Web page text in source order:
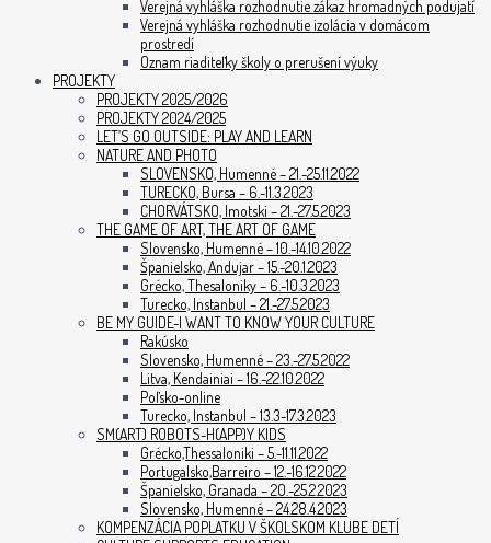
Verejná vyhláška rozhodnutie zákaz hromadných podujatí
Verejná vyhláška rozhodnutie izolácia v domácom
prostredí
Oznam riaditeľky školy o prerušení výuky
PROJEKTY
PROJEKTY 2025/2026
PROJEKTY 2024/2025
LET’S GO OUTSIDE: PLAY AND LEARN
NATURE AND PHOTO
SLOVENSKO, Humenné – 21.-25.11.2022
TURECKO, Bursa – 6.-11.3.2023
CHORVÁTSKO, Imotski – 21.-27.5.2023
THE GAME OF ART, THE ART OF GAME
Slovensko, Humenné – 10.-14.10.2022
Španielsko, Andujar – 15.-20.1.2023
Grécko, Thesaloniky – 6.-10.3.2023
Turecko, Instanbul – 21.-27.5.2023
BE MY GUIDE-I WANT TO KNOW YOUR CULTURE
Rakúsko
Slovensko, Humenné – 23.-27.5.2022
Litva, Kendainiai – 16.-22.10.2022
Poľsko-online
Turecko, Instanbul – 13.3-17.3.2023
SM(ART) ROBOTS-H(APP)Y KIDS
Grécko,Thessaloniki – 5.-11.11.2022
Portugalsko,Barreiro – 12.-16.12.2022
Španielsko, Granada – 20.-25.2.2023
Slovensko, Humenné – 24.28.4.2023
KOMPENZÁCIA POPLATKU V ŠKOLSKOM KLUBE DETÍ